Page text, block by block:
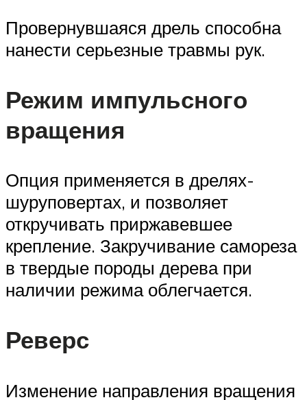
Провернувшаяся дрель способна
нанести серьезные травмы рук.
Режим импульсного
вращения
Опция применяется в дрелях-
шуруповертах, и позволяет
откручивать приржавевшее
крепление. Закручивание самореза
в твердые породы дерева при
наличии режима облегчается.
Реверс
Изменение направления вращения